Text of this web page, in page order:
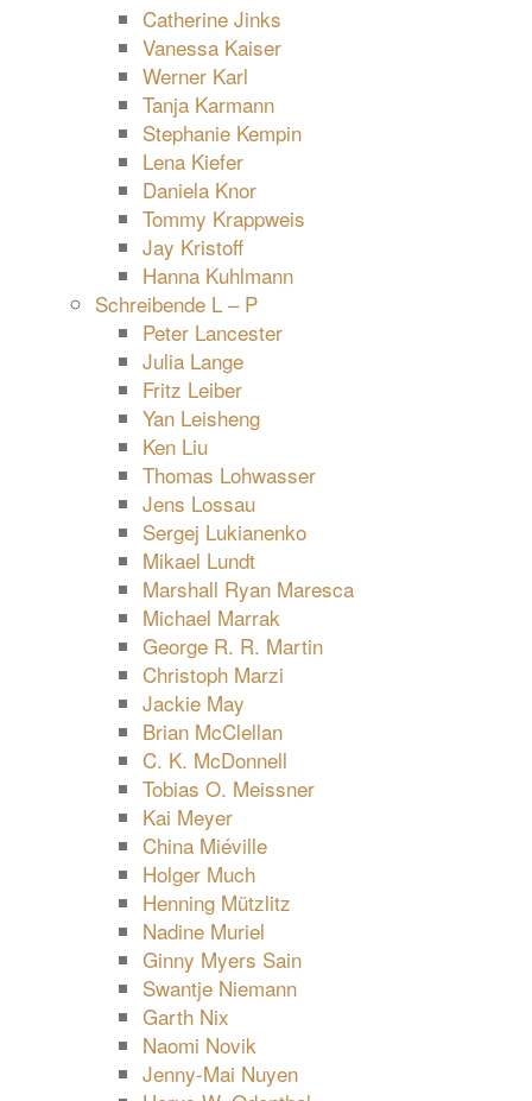
Catherine Jinks
Vanessa Kaiser
Werner Karl
Tanja Karmann
Stephanie Kempin
Lena Kiefer
Daniela Knor
Tommy Krappweis
Jay Kristoff
Hanna Kuhlmann
Schreibende L – P
Peter Lancester
Julia Lange
Fritz Leiber
Yan Leisheng
Ken Liu
Thomas Lohwasser
Jens Lossau
Sergej Lukianenko
Mikael Lundt
Marshall Ryan Maresca
Michael Marrak
George R. R. Martin
Christoph Marzi
Jackie May
Brian McClellan
C. K. McDonnell
Tobias O. Meissner
Kai Meyer
China Miéville
Holger Much
Henning Mützlitz
Nadine Muriel
Ginny Myers Sain
Swantje Niemann
Garth Nix
Naomi Novik
Jenny-Mai Nuyen